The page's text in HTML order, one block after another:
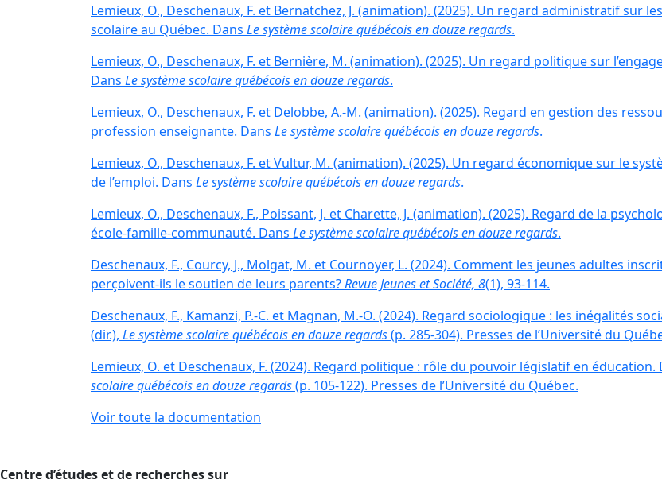
Lemieux, O., Deschenaux, F. et Bernatchez, J. (animation). (2025). Un regard administratif sur
scolaire au Québec. Dans Le système scolaire québécois en douze regards.
Lemieux, O., Deschenaux, F. et Bernière, M. (animation). (2025). Un regard politique sur
Dans Le système scolaire québécois en douze regards.
Lemieux, O., Deschenaux, F. et Delobbe, A.-M. (animation). (2025). Regard en gestion des
profession enseignante. Dans Le système scolaire québécois en douze regards.
Lemieux, O., Deschenaux, F. et Vultur, M. (animation). (2025). Un regard économique sur le
de l’emploi. Dans Le système scolaire québécois en douze regards.
Lemieux, O., Deschenaux, F., Poissant, J. et Charette, J. (animation). (2025). Regard de la
école-famille-communauté. Dans Le système scolaire québécois en douze regards.
Deschenaux, F., Courcy, J., Molgat, M. et Cournoyer, L. (2024). Comment les jeunes adultes
perçoivent-ils le soutien de leurs parents?Revue Jeunes et Société, 8(1), 93-114.
Deschenaux, F., Kamanzi, P.-C. et Magnan, M.-O. (2024). Regard sociologique : les inégalités
(dir.), Le système scolaire québécois en douze regards(p. 285-304). Presses de l’Université du
Lemieux, O. et Deschenaux, F. (2024). Regard politique : rôle du pouvoir législatif en éducation.
scolaire québécois en douze regards(p. 105-122). Presses de l’Université du Québec.
Voir toute la documentation
Centre d’études et de recherches sur